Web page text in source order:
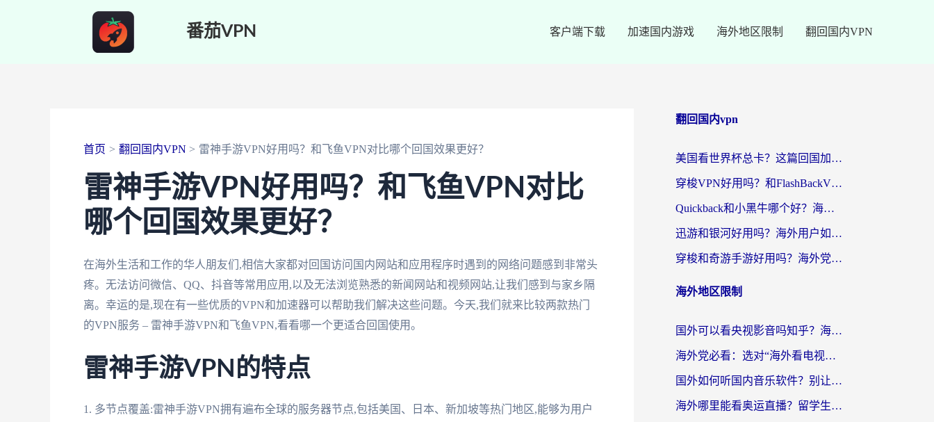
番茄VPN 客户端下载 加速国内游戏 海外地区限制 翻回国内VPN
首页 翻回国内VPN 雷神手游VPN好用吗？和飞鱼VPN对比哪个回国效果更好？
雷神手游VPN好用吗？和飞鱼VPN对比
哪个回国效果更好？
在海外生活和工作的华人朋友们,相信大家都对回国访问国内网站和应用程序时遇到的网络问题感到非常头
疼。无法访问微信、QQ、抖音等常用应用,以及无法浏览熟悉的新闻网站和视频网站,让我们感到与家乡隔
离。幸运的是,现在有一些优质的VPN和加速器可以帮助我们解决这些问题。今天,我们就来比较两款热门
的VPN服务 – 雷神手游VPN和飞鱼VPN,看看哪一个更适合回国使用。
雷神手游VPN的特点
1. 多节点覆盖:雷神手游VPN拥有遍布全球的服务器节点,包括美国、日本、新加坡等热门地区,能够为用户
翻回国内vpn
美国看世界杯总卡？这篇回国加速器指南帮你无缝刷国内资源（附苹果手机VPN设置步骤）
穿梭VPN好用吗？和FlashBackVPN对比哪个回国效果更好？
Quickback和小黑牛哪个好？海外党亲测指南，选对回国加速器秒回国内
迅游和银河好用吗？海外用户如何选择回国加速器实现无缝访问国内资源
穿梭和奇游手游好用吗？海外党亲测3款回国加速器，附蜜蜂加速器七天试用攻略
海外地区限制
国外可以看央视影音吗知乎？海外党亲测有效的回国加速方案
海外党必看：选对“海外看电视剧软件”，再也不用愁国内剧刷不了
国外如何听国内音乐软件？别让地域限制，断了你的中文歌单
海外哪里能看奥运直播？留学生&海外华人必看的体育赛事观赛终极指南